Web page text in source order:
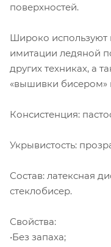
поверхностей.
Широко используют
имитации ледяной
других техниках, а
«вышивки бисером»
Консистенция:
Укрывистость:
Состав: латексная
стеклобисер.
Свойства:
•Без запаха;